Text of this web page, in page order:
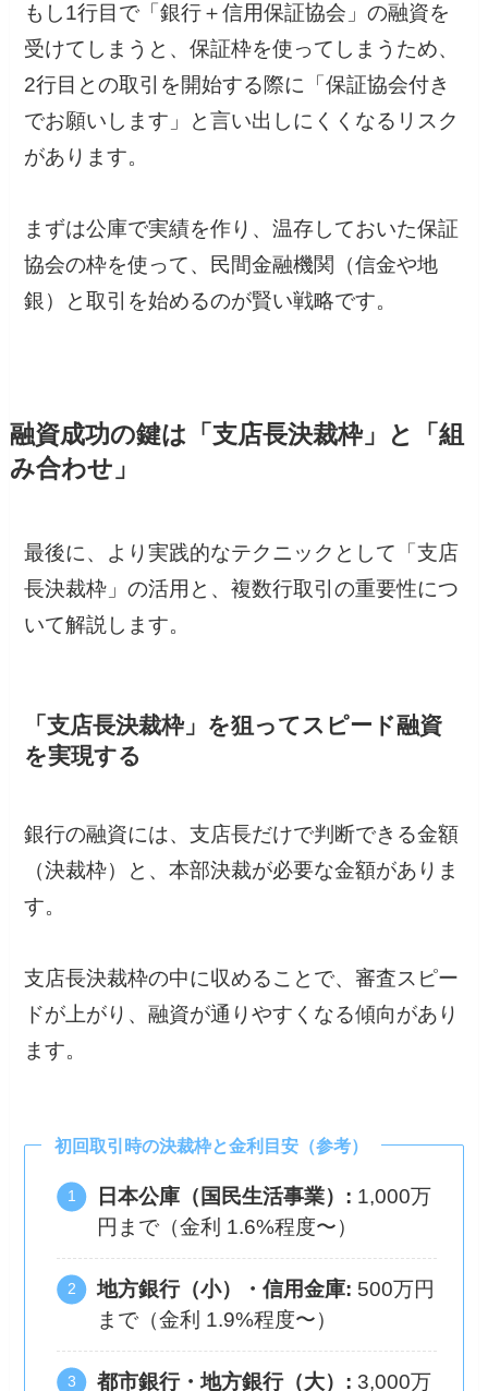
もし1行目で「銀行＋信用保証協会」の融資を
受けてしまうと、保証枠を使ってしまうため、
2行目との取引を開始する際に「保証協会付き
でお願いします」と言い出しにくくなるリスク
があります。
まずは公庫で実績を作り、温存しておいた保証
協会の枠を使って、民間金融機関（信金や地
銀）と取引を始めるのが賢い戦略です。
融資成功の鍵は「支店長決裁枠」と「組
み合わせ」
最後に、より実践的なテクニックとして「支店
長決裁枠」の活用と、複数行取引の重要性につ
いて解説します。
「支店長決裁枠」を狙ってスピード融資
を実現する
銀行の融資には、支店長だけで判断できる金額
（決裁枠）と、本部決裁が必要な金額がありま
す。
支店長決裁枠の中に収めることで、審査スピー
ドが上がり、融資が通りやすくなる傾向があり
ます。
初回取引時の決裁枠と金利目安（参考）
日本公庫（国民生活事業）: 1,000万
円まで（金利 1.6%程度〜）
地方銀行（小）・信用金庫: 500万円
まで（金利 1.9%程度〜）
都市銀行・地方銀行（大）: 3,000万